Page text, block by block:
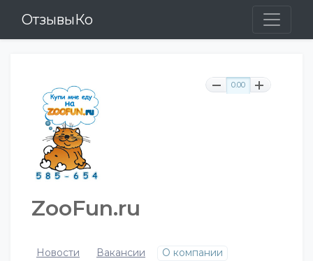
ОтзывыКо
0.00
ZooFun.ru
Новости Вакансии
О компании